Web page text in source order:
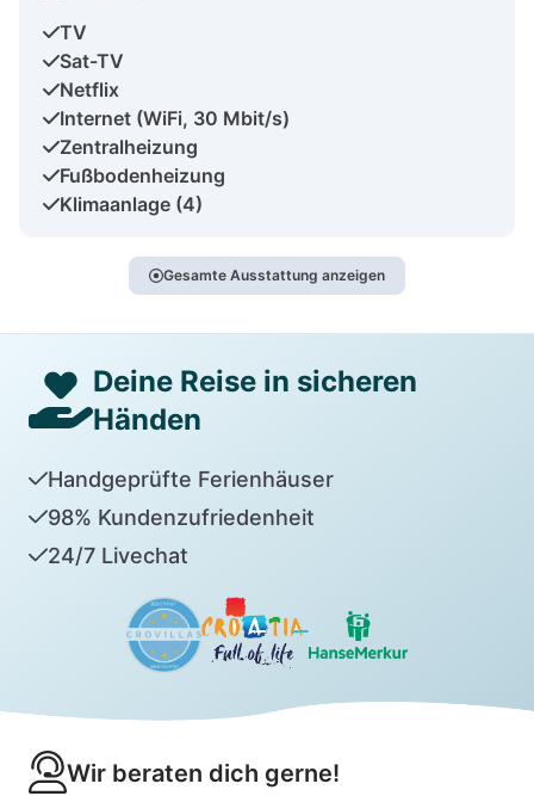
TV
Sat-TV
Netflix
Internet (WiFi, 30 Mbit/s)
Zentralheizung
Fußbodenheizung
Klimaanlage (4)
Gesamte Ausstattung anzeigen
Deine Reise in sicheren
Händen
Handgeprüfte Ferienhäuser
98% Kundenzufriedenheit
24/7 Livechat
Wir beraten dich gerne!